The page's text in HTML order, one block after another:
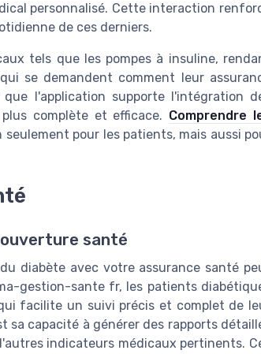
personnalisé. Cette interaction
de ces derniers.
tels que les pompes à insuline,
se demandent comment leur
l'application supporte l'intégration
complète et efficace. Comprendre
pour les patients, mais aussi
santé
diabète avec votre assurance santé
gestion-sante fr, les patients
facilite un suivi précis et complet de
sa capacité à générer des rapports
indicateurs médicaux pertinents.